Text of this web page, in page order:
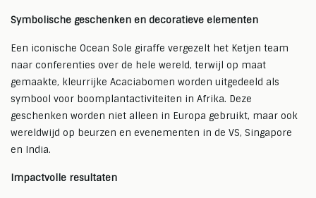
Symbolische geschenken en decoratieve elementen
Een iconische Ocean Sole giraffe vergezelt het Ketjen team
naar conferenties over de hele wereld, terwijl op maat
gemaakte, kleurrijke Acaciabomen worden uitgedeeld als
symbool voor boomplantactiviteiten in Afrika. Deze
geschenken worden niet alleen in Europa gebruikt, maar ook
wereldwijd op beurzen en evenementen in de VS, Singapore
en India.
Impactvolle resultaten